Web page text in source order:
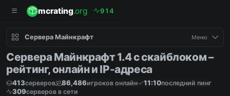
mcrating.org 9 1 4
Сервера Майнкрафт Меню
Сервера Майнкрафт 1.4 с скайблоком –
рейтинг, онлайн и IP-адреса
413серверов 86,486игроков онлайн 11:10последний пинг
309серверов в сети